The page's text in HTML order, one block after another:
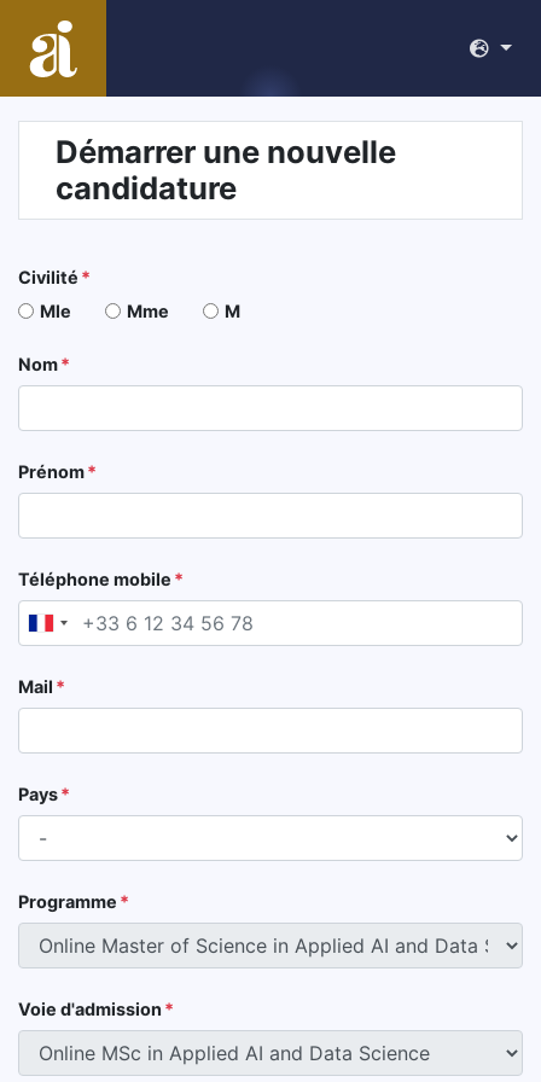
Démarrer une nouvelle
candidature
Mle Mme M
Civilité
Nom
Prénom
France
Téléphone mobile
Mail
Pays
Programme
Voie d'admission